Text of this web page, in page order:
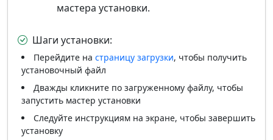
мастера установки.
Шаги установки:
Перейдите на страницу загрузки, чтобы получить
установочный файл
Дважды кликните по загруженному файлу, чтобы
запустить мастер установки
Следуйте инструкциям на экране, чтобы завершить
установку